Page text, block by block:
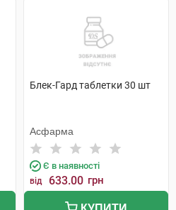
Блек-Гард таблетки 30 шт
Асфарма
Є в наявності
від 633.00 грн